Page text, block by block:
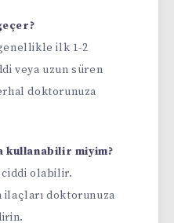
ilk 1-2
veya uzun süren
doktorunuza
kullanabilir miyim?
olabilir.
ilaçları doktorunuza